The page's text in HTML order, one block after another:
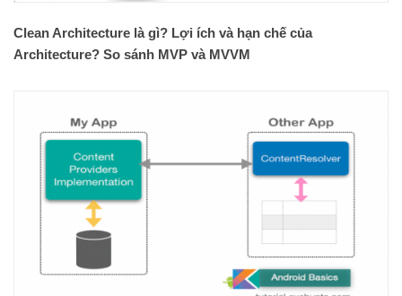
Clean Architecture là gì? Lợi ích và hạn chế của
Architecture? So sánh MVP và MVVM